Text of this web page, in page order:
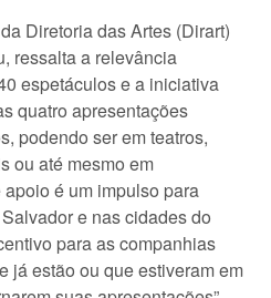
Diretoria das Artes (Dirart)
ressalta a relevância
espetáculos e a iniciativa
quatro apresentações
podendo ser em teatros,
ou até mesmo em
é um impulso para
e nas cidades do
para as companhias
já estão ou que estiveram em